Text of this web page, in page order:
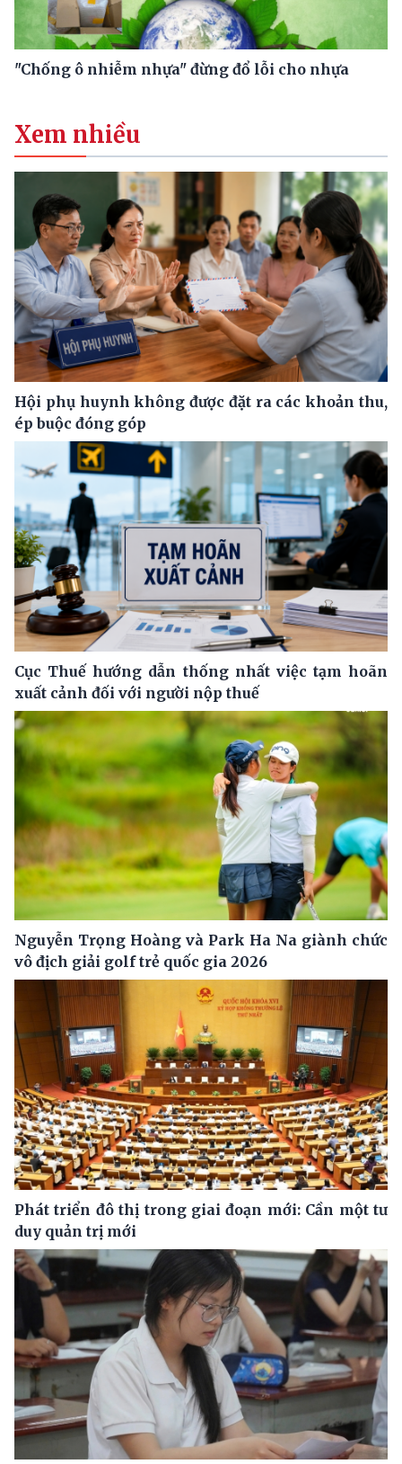
"Chống ô nhiễm nhựa" đừng đổ lỗi cho nhựa
Xem nhiều
Hội phụ huynh không được đặt ra các khoản thu,
ép buộc đóng góp
Cục Thuế hướng dẫn thống nhất việc tạm hoãn
xuất cảnh đối với người nộp thuế
Nguyễn Trọng Hoàng và Park Ha Na giành chức
vô địch giải golf trẻ quốc gia 2026
Phát triển đô thị trong giai đoạn mới: Cần một tư
duy quản trị mới